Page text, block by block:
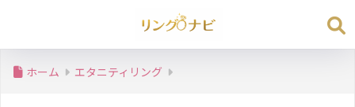
ホーム エタニティリング